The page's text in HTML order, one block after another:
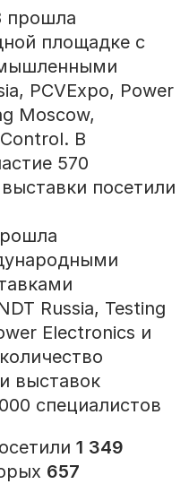
прошла
площадке с
PCVExpo, Power
Moscow,
В
570
посетили
Russia, Testing
Electronics и
выставок
специалистов
1 349
657